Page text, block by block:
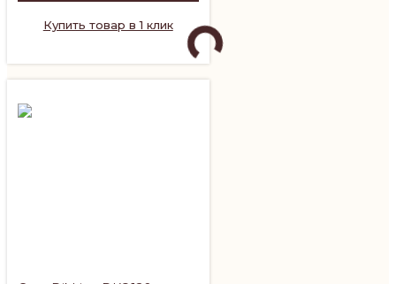
Купить товар в 1 клик